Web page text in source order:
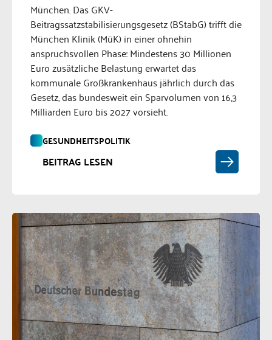
München. Das GKV-
Beitragssatzstabilisierungsgesetz (BStabG) trifft die
München Klinik (MüK) in einer ohnehin
anspruchsvollen Phase: Mindestens 30 Millionen
Euro zusätzliche Belastung erwartet das
kommunale Großkrankenhaus jährlich durch das
Gesetz, das bundesweit ein Sparvolumen von 16,3
Milliarden Euro bis 2027 vorsieht.
GESUNDHEITSPOLITIK
BEITRAG LESEN